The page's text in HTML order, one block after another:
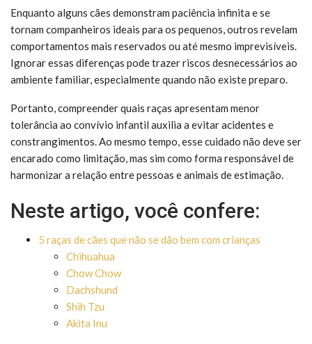
Enquanto alguns cães demonstram paciência infinita e se
tornam companheiros ideais para os pequenos, outros revelam
comportamentos mais reservados ou até mesmo imprevisíveis.
Ignorar essas diferenças pode trazer riscos desnecessários ao
ambiente familiar, especialmente quando não existe preparo.
Portanto, compreender quais raças apresentam menor
tolerância ao convívio infantil auxilia a evitar acidentes e
constrangimentos. Ao mesmo tempo, esse cuidado não deve ser
encarado como limitação, mas sim como forma responsável de
harmonizar a relação entre pessoas e animais de estimação.
Neste artigo, você confere:
5 raças de cães que não se dão bem com crianças
Chihuahua
Chow Chow
Dachshund
Shih Tzu
Akita Inu